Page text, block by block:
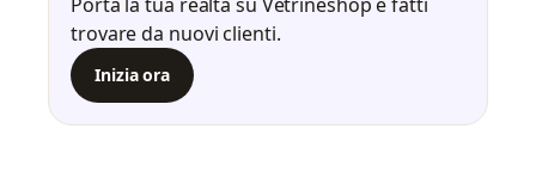
trovare da nuovi clienti.
Inizia ora